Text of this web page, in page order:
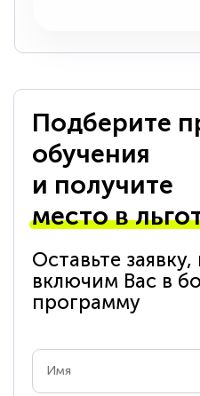
Подберите
обучения
и получите
место в
Оставьте
включим Вас в
программу